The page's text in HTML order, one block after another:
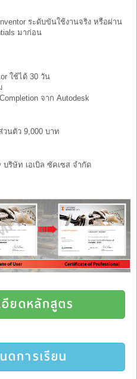
ระดับขันใช้งานจริง หรือผ่าน
มาก่อน
ใช้ได้ 30 วัน
จาก Autodesk
วนตัว 9,000 บาท
ริษัท เอเบิล ซัคเซส จำกัด
อียดหลักสูตร
ดการเรียน